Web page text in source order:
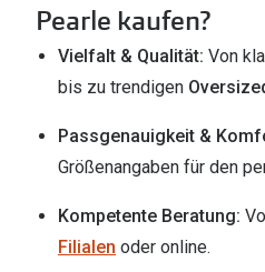
Pearle kaufen?
Vielfalt & Qualität: Von
bis zu trendigen
Passgenauigkeit &
Größenangaben für den
Kompetente Beratung:
Filialen oder online.